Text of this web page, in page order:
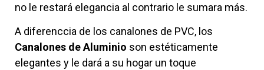
no le restará elegancia al contrario le sumara más.
A diferenccia de los canalones de PVC, los
Canalones de Aluminio son estéticamente
elegantes y le dará a su hogar un toque